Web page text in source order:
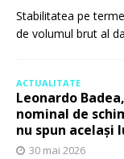
Stabilitatea pe
de volumul brut al
ACTUALITATE
Leonardo
nominal de
nu spun același
30 mai 2026